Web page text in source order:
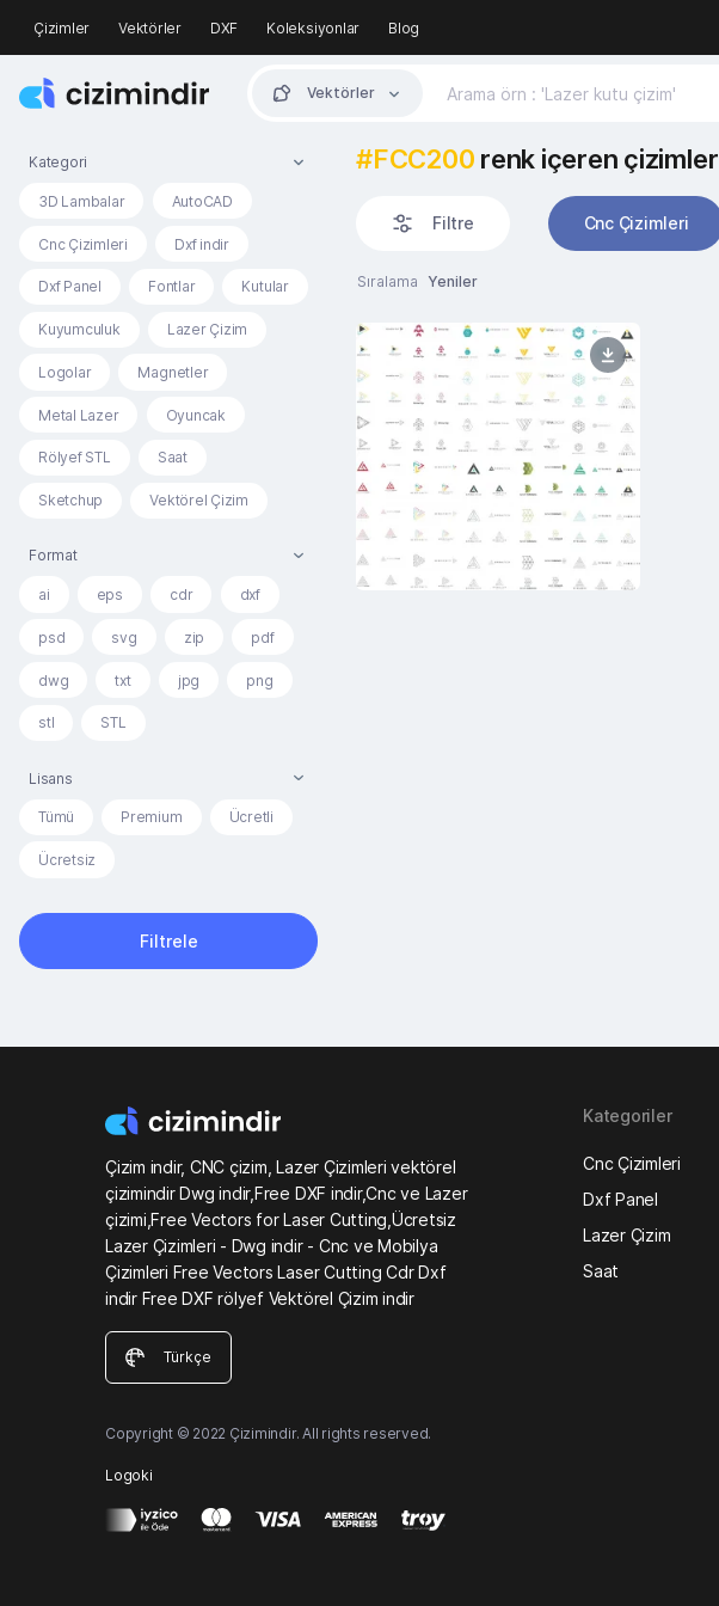
Çizimler Vektörler DXF Koleksiyonlar Blog
Vektörler
Kategori
3D Lambalar AutoCAD
Cnc Çizimleri Dxf indir
Dxf Panel Fontlar Kutular
Kuyumculuk Lazer Çizim
Logolar Magnetler
Metal Lazer Oyuncak
Rölyef STL Saat
Sketchup Vektörel Çizim
Format
ai eps cdr dxf
psd svg zip pdf
dwg txt jpg png
stl STL
Lisans
Tümü Premium Ücretli
Ücretsiz
Filtrele
#FCC200 renk içeren çizimler
Filtre Cnc Çizimleri
Sıralama Yeniler
Çizim indir, CNC çizim, Lazer Çizimleri vektörel
çizimindir Dwg indir,Free DXF indir,Cnc ve Lazer
çizimi,Free Vectors for Laser Cutting,Ücretsiz
Lazer Çizimleri - Dwg indir - Cnc ve Mobilya
Çizimleri Free Vectors Laser Cutting Cdr Dxf
indir Free DXF rölyef Vektörel Çizim indir
Türkçe
Copyright © 2022 Çizimindir. All rights reserved.
Logoki
Kategoriler
Cnc Çizimleri
Dxf Panel
Lazer Çizim
Saat